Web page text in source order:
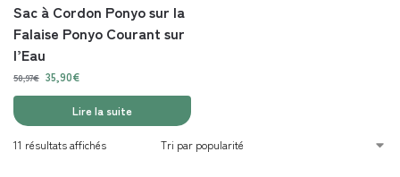
Sac à Cordon Ponyo sur la
Falaise Ponyo Courant sur
l’Eau
50,97€ 35,90€
Lire la suite
11 résultats affichés